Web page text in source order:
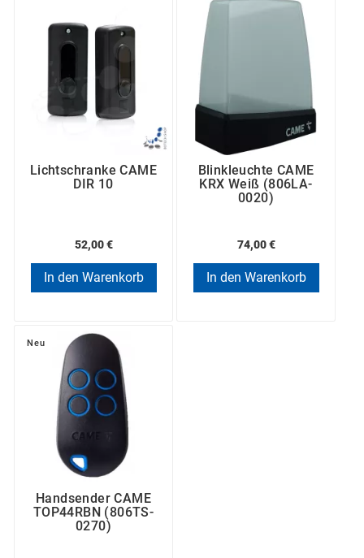
Lichtschranke CAME
DIR 10
52,00 €
In den Warenkorb
Blinkleuchte CAME
KRX Weiß (806LA-
0020)
74,00 €
In den Warenkorb
Neu
Handsender CAME
TOP44RBN (806TS-
0270)